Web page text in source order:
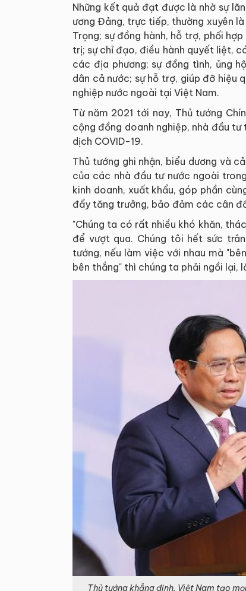
Những kết quả đạt được là nhờ sự
ương Đảng, trực tiếp, thường xuyên là
Trọng; sự đồng hành, hỗ trợ, phối
trị; sự chỉ đạo, điều hành quyết liệt,
các địa phương; sự đồng tình, ủng
dân cả nước; sự hỗ trợ, giúp đỡ hiệu
nghiệp nước ngoài tại Việt Nam.
Từ năm 2021 tới nay, Thủ tướng
cộng đồng doanh nghiệp, nhà đầu
dịch COVID-19.
Thủ tướng ghi nhận, biểu dương và
của các nhà đầu tư nước ngoài
kinh doanh, xuất khẩu, góp phần
đẩy tăng trưởng, bảo đảm các cân
"Chúng ta có rất nhiều khó khăn,
để vượt qua. Chúng tôi hết sức
tướng, nếu làm việc với nhau mà
bên thắng" thì chúng ta phải ngồi lại,
Thủ tướng khẳng định, Việt Nam tạo